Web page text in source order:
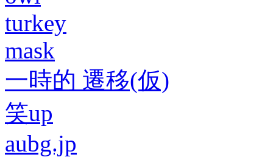
turkey
mask
一時的 遷移(仮)
笑up
aubg.jp